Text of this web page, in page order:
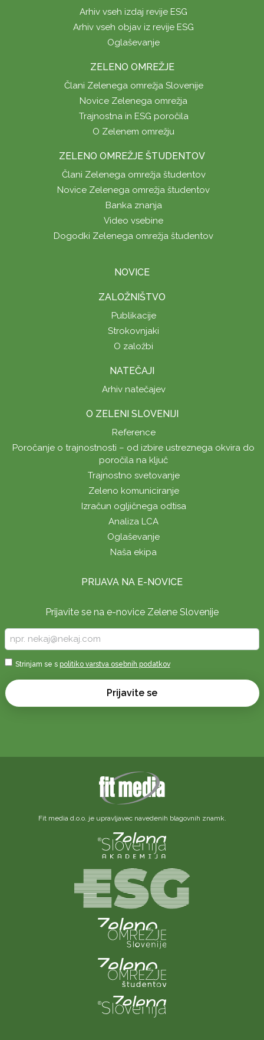
Arhiv vseh izdaj revije ESG
Arhiv vseh objav iz revije ESG
Oglaševanje
ZELENO OMREŽJE
Člani Zelenega omrežja Slovenije
Novice Zelenega omrežja
Trajnostna in ESG poročila
O Zelenem omrežju
ZELENO OMREŽJE ŠTUDENTOV
Člani Zelenega omrežja študentov
Novice Zelenega omrežja študentov
Banka znanja
Video vsebine
Dogodki Zelenega omrežja študentov
NOVICE
ZALOŽNIŠTVO
Publikacije
Strokovnjaki
O založbi
NATEČAJI
Arhiv natečajev
O ZELENI SLOVENIJI
Reference
Poročanje o trajnostnosti – od izbire ustreznega okvira do
poročila na ključ
Trajnostno svetovanje
Zeleno komuniciranje
Izračun ogljičnega odtisa
Analiza LCA
Oglaševanje
Naša ekipa
PRIJAVA NA E-NOVICE
Prijavite se na e-novice Zelene Slovenije
vaš
e-
Sprejmi
*
Strinjam se s politiko varstva osebnih podatkov
Prijavite se
Fit media d.o.o. je upravljavec navedenih blagovnih znamk.